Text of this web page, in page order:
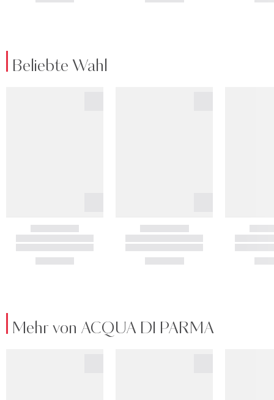
Beliebte Wahl
Mehr von ACQUA DI PARMA